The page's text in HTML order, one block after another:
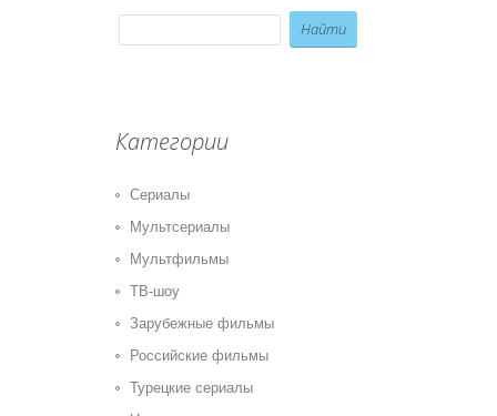
Категории
Сериалы
Мультсериалы
Мультфильмы
ТВ-шоу
Зарубежные фильмы
Российские фильмы
Турецкие сериалы